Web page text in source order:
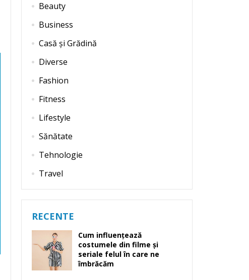
Beauty
Business
Casă și Grădină
Diverse
Fashion
Fitness
Lifestyle
Sănătate
Tehnologie
Travel
RECENTE
Cum influențează
costumele din filme și
seriale felul în care ne
îmbrăcăm